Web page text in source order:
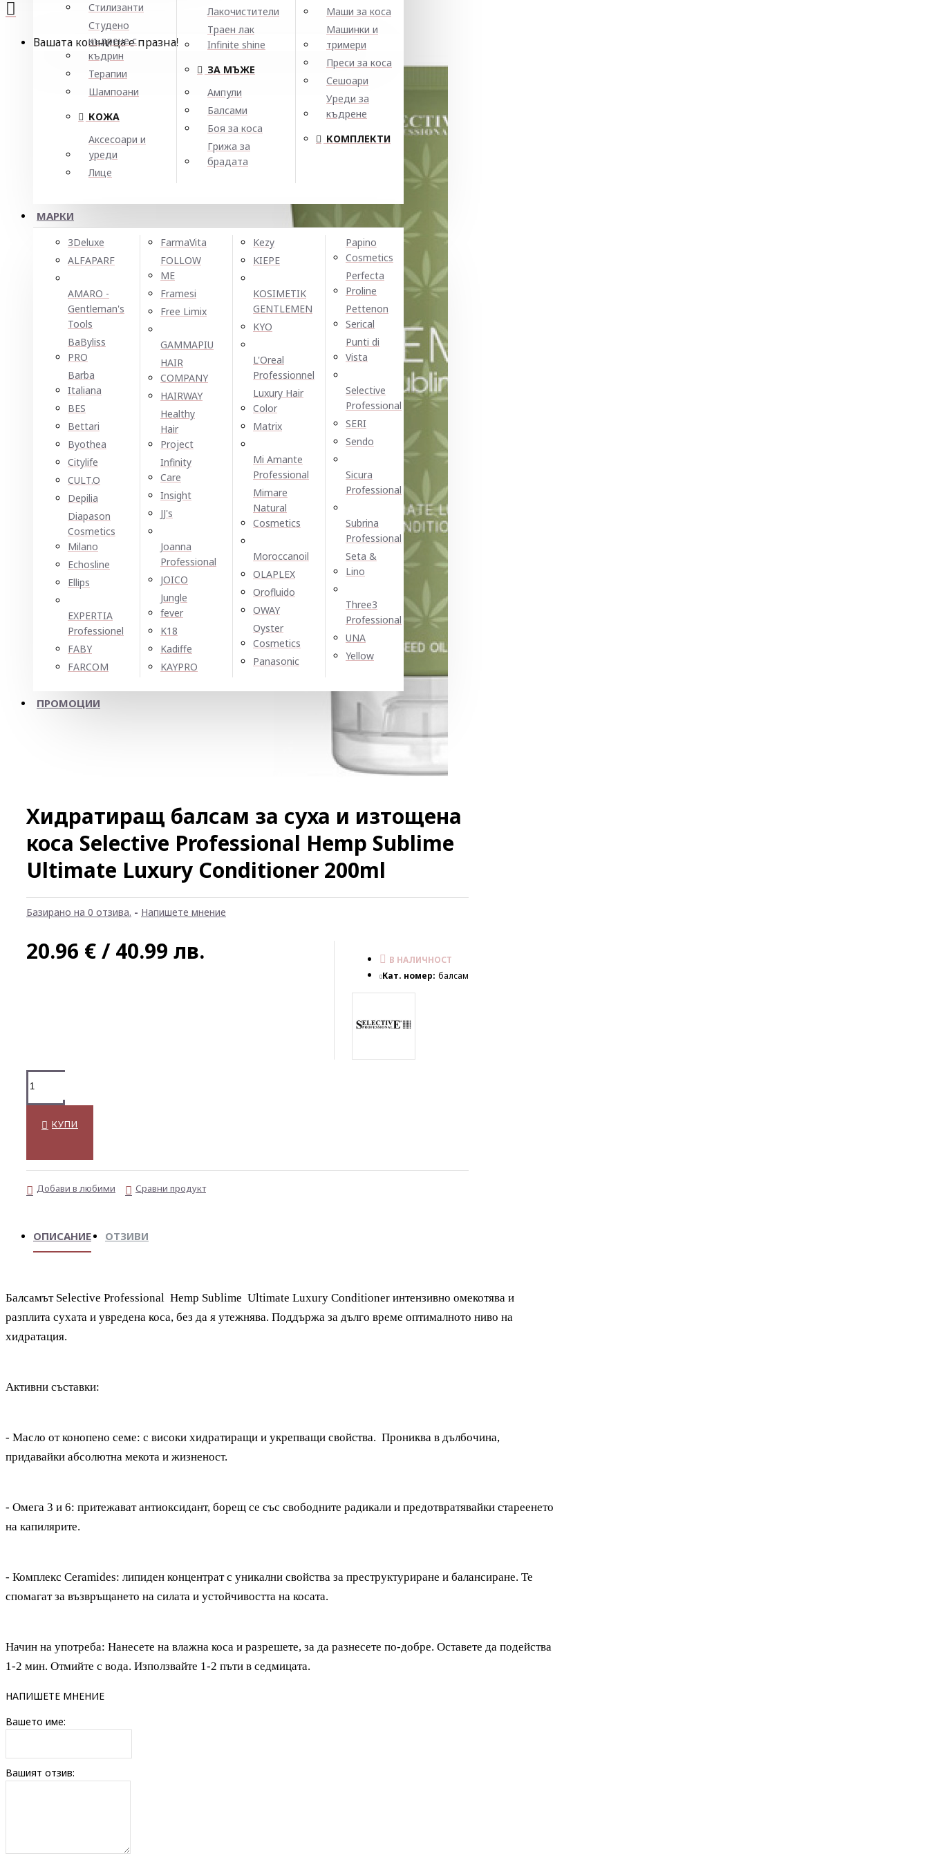
Стилизанти
Студено
къдрене с
къдрин
Терапии
Шампоани
КОЖА
Аксесоари и
уреди
Лице
Лакочистители
Траен лак
Infinite shine
ЗА МЪЖЕ
Ампули
Балсами
Боя за коса
Грижа за
брадата
Маши за коса
Машинки и
тримери
Преси за коса
Сешоари
Уреди за
къдрене
КОМПЛЕКТИ
МАРКИ
3Deluxe
ALFAPARF
AMARO -
Gentleman's
Tools
BaByliss
PRO
Barba
Italiana
BES
Bettari
Byothea
Citylife
CULT.O
Depilia
Diapason
Cosmetics
Milano
Echosline
Ellірѕ
EXPERTIA
Professionel
FABY
FARCOM
FarmaVita
FOLLOW
ME
Framesi
Free Limix
GAMMAPIU
HAIR
COMPANY
HAIRWAY
Healthy
Hair
Project
Infinity
Care
Insight
JJ's
Joanna
Professional
JOICO
Jungle
fever
K18
Kadiffe
KAYPRO
Kezy
KIEPE
KOSIMETIK
GENTLEMEN
KYO
L'Oreal
Professionnel
Luxury Hair
Color
Matrix
Mi Amante
Professional
Mimare
Natural
Cosmetics
Moroccanoil
OLAPLEX
Orofluido
OWAY
Oyster
Cosmetics
Panasonic
Papino
Cosmetics
Perfecta
Proline
Pettenon
Serical
Punti di
Vista
Selective
Professional
SERI
Sendo
Sicura
Professional
Subrina
Professional
Seta &
Lino
Three3
Professional
UNA
Yellow
ПРОМОЦИИ
Вашата кошница е празна!
Хидратиращ балсам за суха и изтощена
коса Selective Professional Hemp Sublime
Ultimate Luxury Conditioner 200ml
Базирано на 0 отзива. - Напишете мнение
20.96 € / 40.99 лв.
В НАЛИЧНОСТ
Кат. номер: балсам
КУПИ
Добави в любими Сравни продукт
ОПИСАНИЕ ОТЗИВИ
Балсамът Selective Professional Hemp Sublime Ultimate Luxury Conditioner интензивно омекотява и
разплита сухата и увредена коса, без да я утежнява. Поддържа за дълго време оптималното ниво на
хидратация.
Активни съставки:
- Масло от конопено семе: с високи хидратиращи и укрепващи свойства. Прониква в дълбочина,
придавайки абсолютна мекота и жизненост.
- Омега 3 и 6: притежават антиоксидант, борещ се със свободните радикали и предотвратявайки стареенето
на капилярите.
- Комплекс Ceramides: липиден концентрат с уникални свойства за преструктуриране и балансиране. Те
спомагат за възвръщането на силата и устойчивостта на косата.
Начин на употреба: Нанесете на влажна коса и разрешете, за да разнесете по-добре. Оставете да подейства
1-2 мин. Отмийте с вода. Използвайте 1-2 пъти в седмицата.
НАПИШЕТЕ МНЕНИЕ
Вашето име:
Вашият отзив: